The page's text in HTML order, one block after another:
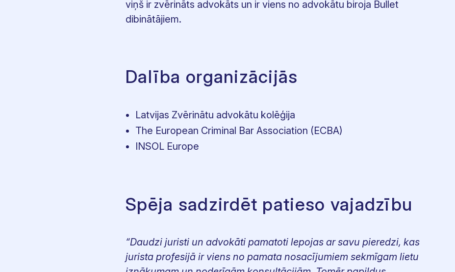
viņš ir zvērināts advokāts un ir viens no advokātu biroja Bullet
dibinātājiem.
Dalība organizācijās
Latvijas Zvērinātu advokātu kolēģija
The European Criminal Bar Association (ECBA)
INSOL Europe
Spēja sadzirdēt patieso vajadzību
“Daudzi juristi un advokāti pamatoti lepojas ar savu pieredzi, kas
jurista profesijā ir viens no pamata nosacījumiem sekmīgam lietu